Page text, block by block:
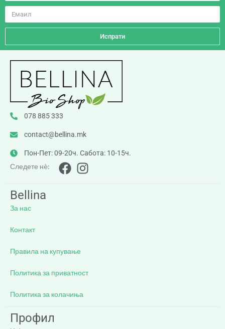
Испрати
078 885 333
contact@bellina.mk
Пон-Пет: 09-20ч. Сабота: 10-15ч.
Следете нè:
Bellina
За нас
Контакт
Правила на купување
Политика за приватност
Политика за колачиња
Профил